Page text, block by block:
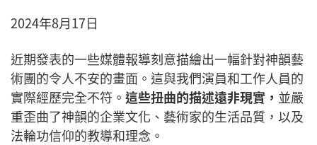
2024年8月17日
近期發表的一些媒體報導刻意描繪出一幅針對神韻藝
術團的令人不安的畫面。這與我們演員和工作人員的
實際經歷完全不符。 這些扭曲的描述遠非現實， 並嚴
重歪曲了神韻的企業文化、藝術家的生活品質，以及
法輪功信仰的教導和理念。